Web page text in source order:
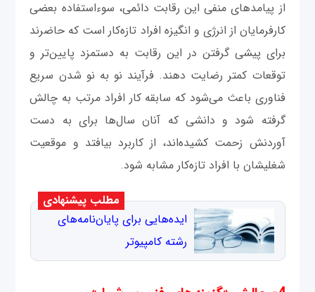
از پیامدهای منفی این رقابت دائمی، سوء‌استفاده بعضی
کارفرمایان از انرژی و انگیزه افراد تازه‌کار است که حاضرند
برای پیشی گرفتن در این رقابت به دستمزد پایین‌تر و
توقعات کمتر رضایت دهند. فرآیند نو به نو شدن سریع
فناوری باعث می‌شود که سابقه کار افراد مرتب به چالش
گرفته شود و دانشی که آنان سال‌ها برای به‌ دست
آوردنش زحمت کشیده‌اند، از کاربرد بیافتد و موقعیت
شغلیشان با افراد تازه‌کار مشابه شود.
مطلب پیشنهادی
ایده‌هایى براى پایان‌نامه‌هاى
رشته کامپیوتر